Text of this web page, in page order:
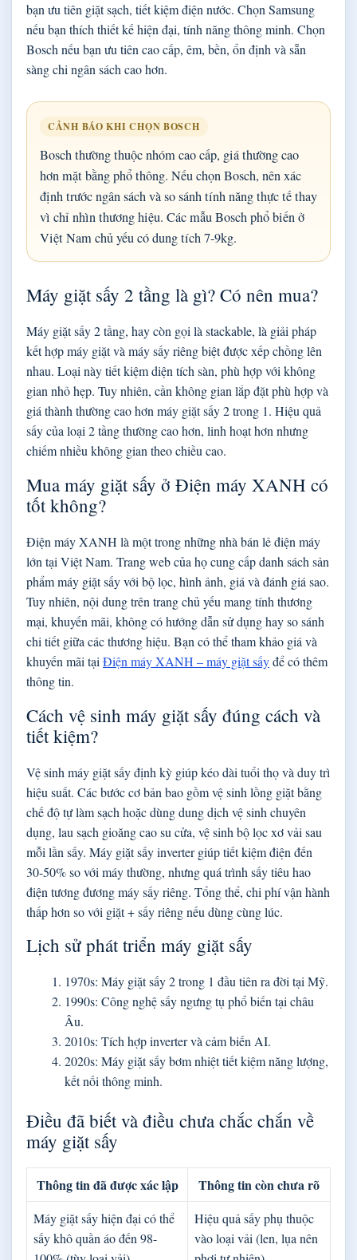
bạn ưu tiên giặt sạch, tiết kiệm điện nước. Chọn Samsung
nếu bạn thích thiết kế hiện đại, tính năng thông minh. Chọn
Bosch nếu bạn ưu tiên cao cấp, êm, bền, ổn định và sẵn
sàng chi ngân sách cao hơn.
CẢNH BÁO KHI CHỌN BOSCH
Bosch thường thuộc nhóm cao cấp, giá thường cao
hơn mặt bằng phổ thông. Nếu chọn Bosch, nên xác
định trước ngân sách và so sánh tính năng thực tế thay
vì chỉ nhìn thương hiệu. Các mẫu Bosch phổ biến ở
Việt Nam chủ yếu có dung tích 7-9kg.
Máy giặt sấy 2 tầng là gì? Có nên mua?
Máy giặt sấy 2 tầng, hay còn gọi là stackable, là giải pháp
kết hợp máy giặt và máy sấy riêng biệt được xếp chồng lên
nhau. Loại này tiết kiệm diện tích sàn, phù hợp với không
gian nhỏ hẹp. Tuy nhiên, cần không gian lắp đặt phù hợp và
giá thành thường cao hơn máy giặt sấy 2 trong 1. Hiệu quả
sấy của loại 2 tầng thường cao hơn, linh hoạt hơn nhưng
chiếm nhiều không gian theo chiều cao.
Mua máy giặt sấy ở Điện máy XANH có
tốt không?
Điện máy XANH là một trong những nhà bán lẻ điện máy
lớn tại Việt Nam. Trang web của họ cung cấp danh sách sản
phẩm máy giặt sấy với bộ lọc, hình ảnh, giá và đánh giá sao.
Tuy nhiên, nội dung trên trang chủ yếu mang tính thương
mại, khuyến mãi, không có hướng dẫn sử dụng hay so sánh
chi tiết giữa các thương hiệu. Bạn có thể tham khảo giá và
khuyến mãi tại Điện máy XANH – máy giặt sấyđể có thêm
thông tin.
Cách vệ sinh máy giặt sấy đúng cách và
tiết kiệm?
Vệ sinh máy giặt sấy định kỳ giúp kéo dài tuổi thọ và duy trì
hiệu suất. Các bước cơ bản bao gồm vệ sinh lồng giặt bằng
chế độ tự làm sạch hoặc dùng dung dịch vệ sinh chuyên
dụng, lau sạch gioăng cao su cửa, vệ sinh bộ lọc xơ vải sau
mỗi lần sấy. Máy giặt sấy inverter giúp tiết kiệm điện đến
30-50% so với máy thường, nhưng quá trình sấy tiêu hao
điện tương đương máy sấy riêng. Tổng thể, chi phí vận hành
thấp hơn so với giặt + sấy riêng nếu dùng cùng lúc.
Lịch sử phát triển máy giặt sấy
1970s: Máy giặt sấy 2 trong 1 đầu tiên ra đời tại Mỹ.
1990s: Công nghệ sấy ngưng tụ phổ biến tại châu
Âu.
2010s: Tích hợp inverter và cảm biến AI.
2020s: Máy giặt sấy bơm nhiệt tiết kiệm năng lượng,
kết nối thông minh.
Điều đã biết và điều chưa chắc chắn về
máy giặt sấy
Thông tin đã được xác lập Thông tin còn chưa rõ
Máy giặt sấy hiện đại có thể
sấy khô quần áo đến 98-
Hiệu quả sấy phụ thuộc
vào loại vải (len, lụa nên